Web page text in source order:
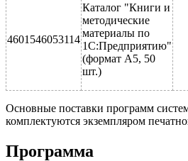
4601546053114
Каталог "Книги и
методические
материалы по
1С:Предприятию"
(формат А5, 50
шт.)
Основные поставки программ
комплектуются экземпляром
Программа